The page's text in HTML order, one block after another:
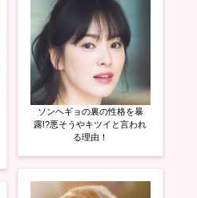
ソンヘギョの裏の性格を暴
露!?悪そうやキツイと言われ
る理由！